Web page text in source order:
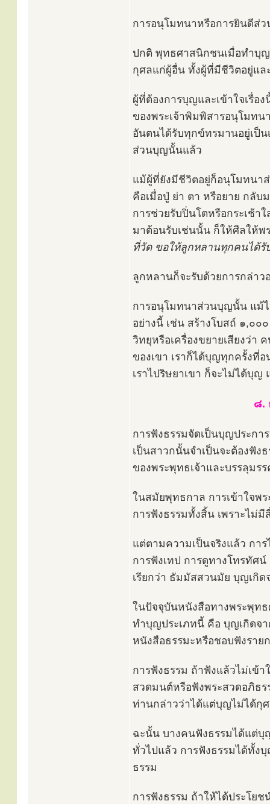
การอนุโมทนาหรือการยินดี
ปกติ พุทธศาสนิกชนเมื่อทำบุญ
กุศลแก่ผู้อื่น ทั้งผู้ที่มีชีวิตอยู่แล
ผู้ที่ต้องการบุญและเข้าใจเรื่
ของพระเจ้าพิมพิสารอนุโมท
อันตนได้รับทุกข์ทรมานอยู่เป็น
ส่วนบุญนั้นแล้ว
แม้ผู้ที่ยังมีชีวิตอยู่ก็อนุโมทน
คือเมื่อปู่ ย่า ตา หรือยาย กลั
การช่วยรับปิ่นโตหรือกระเช้
มาต้อนรับเช่นนั้น ก็ให้ศีลให้
ที่วัด ขอให้ลูกหลานทุกคนได้รั
ลูกหลานก็จะรับด้วยการกล่า
การอนุโมทนาส่วนบุญนั้น แม้
อย่างนี้ เช่น สร้างโบสถ์ ๑,๐๐
วิทยุหรือเครื่องขยายเสียงว่
ของเขา เราก็ได้บุญทุกครั้งที่
เราไปริษยาเขา ก็จะไม่ได้บุญ
๘.
การฟังธรรมจัดเป็นบุญประกา
เป็นสาวกนั้นจำเป็นจะต้องฟัง
ของพระพุทธเจ้าและบรรลุมร
ในสมัยพุทธกาล การเข้าใจพ
การฟังธรรมทั้งสิ้น เพราะไม่
แต่ตามความเป็นจริงแล้ว กา
การฟังเทป การดูทางโทรทัศ
เรียกว่า ธัมมัสสวนมัย บุญเกิด
ในปัจจุบันหนังสือทางพระพุท
ทำบุญประเภทนี้ คือ บุญเกิดจ
หนังสือธรรมะหรือชอบฟังราย
การฟังธรรม ถ้าฟังแล้วไม่เข้า
สวดมนต์หรือฟังพระสวดอภิธร
ท่านกล่าวว่าได้แต่บุญไม่ได้กุ
ฉะนั้น บางคนฟังธรรมได้แต่บุ
ทั่วไปแล้ว การฟังธรรมได้ทั้
ธรรม
การฟังธรรม ถ้าให้ได้ประโยช